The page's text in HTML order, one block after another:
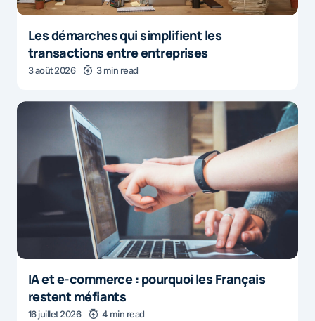
Les démarches qui simplifient les
transactions entre entreprises
3 août 2026 3 min read
IA et e-commerce : pourquoi les Français
restent méfiants
16 juillet 2026 4 min read